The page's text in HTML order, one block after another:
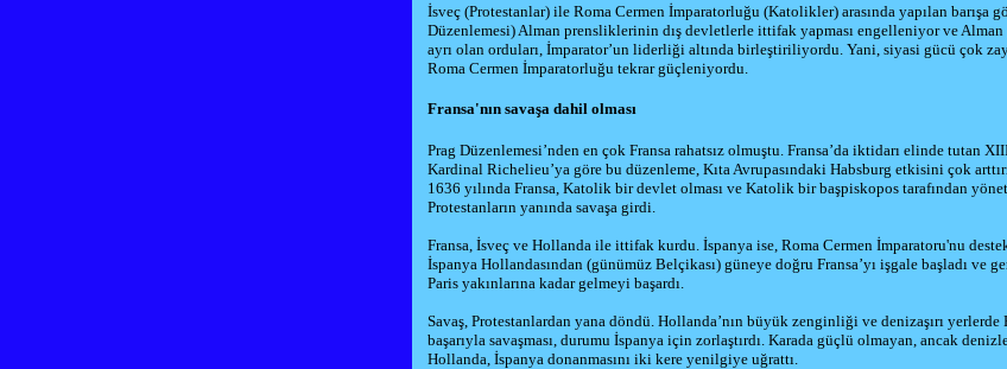
İsveç (Protestanlar) ile Roma Cermen İmparatorluğu (Katolikler) arasında yapılan barışa
Düzenlemesi) Alman prensliklerinin dış devletlerle ittifak yapması engelleniyor ve
ayrı olan orduları, İmparator’un liderliği altında birleştiriliyordu. Yani, siyasi gücü çok
Roma Cermen İmparatorluğu tekrar güçleniyordu.
Fransa'nın savaşa dahil olması
Prag Düzenlemesi’nden en çok Fransa rahatsız olmuştu. Fransa’da iktidarı elinde tutan
Kardinal Richelieu’ya göre bu düzenleme, Kıta Avrupasındaki Habsburg etkisini çok
1636 yılında Fransa, Katolik bir devlet olması ve Katolik bir başpiskopos tarafından
Protestanların yanında savaşa girdi.
Fransa, İsveç ve Hollanda ile ittifak kurdu. İspanya ise, Roma Cermen İmparatoru'nu
İspanya Hollandasından (günümüz Belçikası) güneye doğru Fransa’yı işgale başladı ve
Paris yakınlarına kadar gelmeyi başardı.
Savaş, Protestanlardan yana döndü. Hollanda’nın büyük zenginliği ve denizaşırı yerlerde
başarıyla savaşması, durumu İspanya için zorlaştırdı. Karada güçlü olmayan, ancak
Hollanda, İspanya donanmasını iki kere yenilgiye uğrattı.